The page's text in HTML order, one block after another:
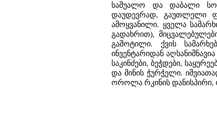
საშუალო და დაბალი
დაუდევრად, გაუთლელი
ამოყვანილი. ყველა
გადახრით),
გაშოტილი. ქვის
ინვენტარიდან
საკინძები, ბეჭდები,
და მინის ჭურჭელი.
ოროლა რკინის დანისპირი,